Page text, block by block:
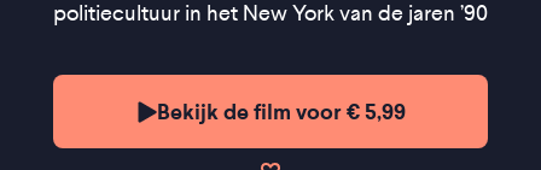
politiecultuur in het New York van de jaren ’90
Bekijk de film voor € 5,99